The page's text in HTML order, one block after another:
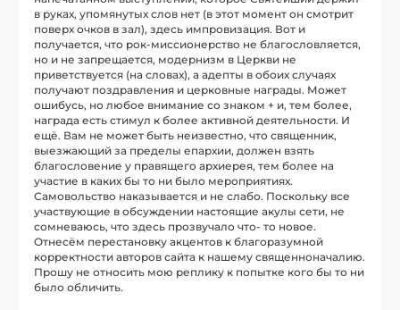
в руках, упомянутых слов нет (в этот момент он смотрит
поверх очков в зал), здесь импровизация. Вот и
получается, что рок-миссионерство не благословляется,
но и не запрещается, модернизм в Церкви не
приветствуется (на словах), а адепты в обоих случаях
получают поздравления и церковные награды. Может
ошибусь, но любое внимание со знаком + и, тем более,
награда есть стимул к более активной деятельности. И
ещё. Вам не может быть неизвестно, что священник,
выезжающий за пределы епархии, должен взять
благословение у правящего архиерея, тем более на
участие в каких бы то ни было мероприятиях.
Самовольство наказывается и не слабо. Поскольку все
участвующие в обсуждении настоящие акулы сети, не
сомневаюсь, что здесь прозвучало что- то новое.
Отнесём перестановку акцентов к благоразумной
корректности авторов сайта к нашему священноначалию.
Прошу не относить мою реплику к попытке кого бы то ни
было обличить.